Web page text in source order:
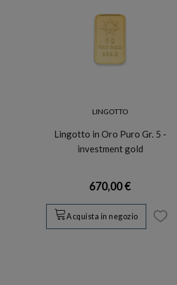
LINGOTTO
Lingotto in Oro Puro Gr. 5 -
investment gold
670,00 €
Acquista in negozio